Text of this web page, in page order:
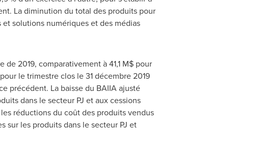
La diminution du total des produits pour
solutions numériques et des médias
2019, comparativement à 41,1 M$ pour
le trimestre clos le 31 décembre 2019
précédent. La baisse du BAIIA ajusté
dans le secteur PJ et aux cessions
réductions du coût des produits vendus
sur les produits dans le secteur PJ et